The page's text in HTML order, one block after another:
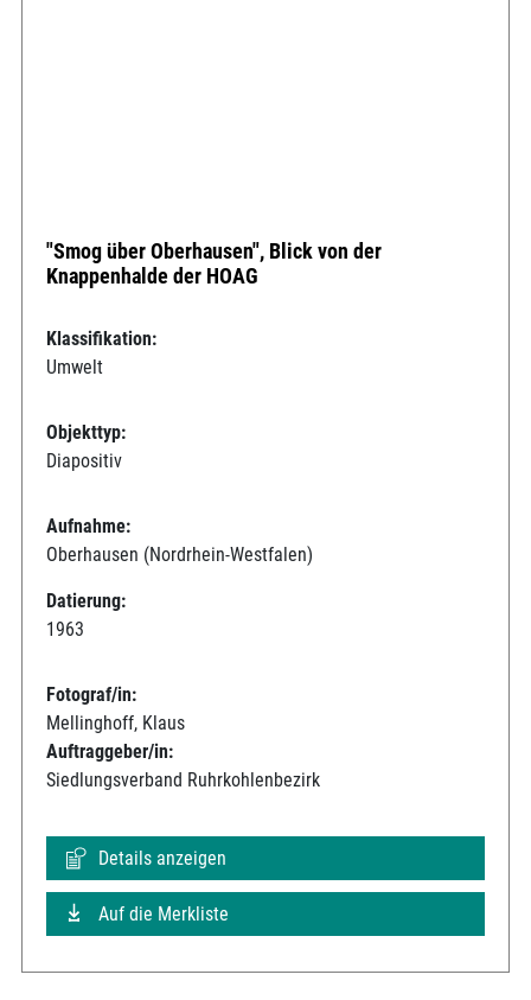
"Smog über Oberhausen", Blick von der
Knappenhalde der HOAG
Klassifikation:
Umwelt
Objekttyp:
Diapositiv
Aufnahme:
Oberhausen (Nordrhein-Westfalen)
Datierung:
1963
Fotograf/in:
Mellinghoff, Klaus
Auftraggeber/in:
Siedlungsverband Ruhrkohlenbezirk
Details anzeigen
Auf die Merkliste